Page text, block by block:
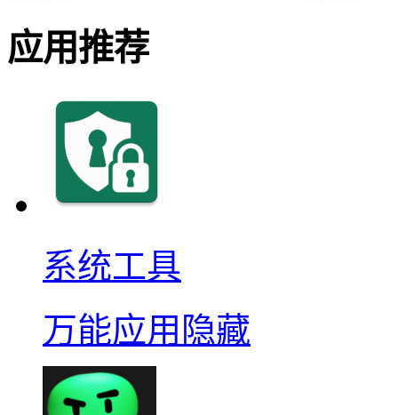
应用推荐
系统工具
万能应用隐藏